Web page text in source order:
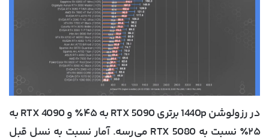
در رزولوشن 1440p برتری RTX 5090 به ۴۵٪ و RTX 4090 به
۲۵٪ نسبت به RTX 5080 می‌رسه. آمار نسبت به نسل قبل